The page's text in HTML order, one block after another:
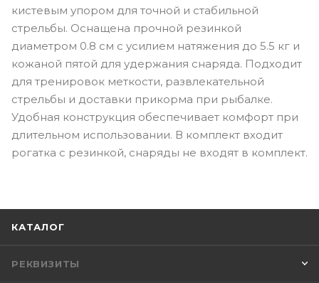
кистевым упором для точной и стабильной
стрельбы. Оснащена прочной резинкой
диаметром 0.8 см с усилием натяжения до 5.5 кг и
кожаной пятой для удержания снаряда. Подходит
для тренировок меткости, развлекательной
стрельбы и доставки прикорма при рыбалке.
Удобная конструкция обеспечивает комфорт при
длительном использовании. В комплект входит
рогатка с резинкой, снаряды не входят в комплект.
КАТАЛОГ
РЕКВИЗИТЫ